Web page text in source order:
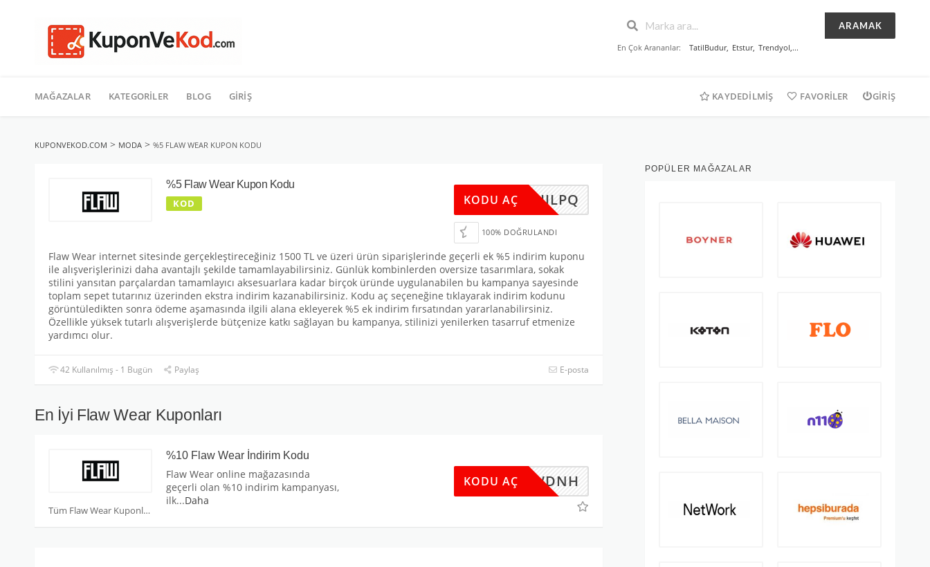
ARAMAK
En Çok Arananlar: TatilBudur, Etstur, Trendyol,...
geç
MAĞAZALAR KATEGORILER BLOG GIRIŞ KAYDEDILMIŞ FAVORILER GIRIŞ
KUPONVEKOD.COM > MODA > %5 FLAW WEAR KUPON KODU
%5 Flaw Wear Kupon Kodu
KOD WL6IJLPQ
KODU AÇ
100% DOĞRULANDI
Flaw Wear internet sitesinde gerçekleştireceğiniz 1500 TL ve üzeri ürün siparişlerinde geçerli ek %5 indirim kuponu
ile alışverişlerinizi daha avantajlı şekilde tamamlayabilirsiniz. Günlük kombinlerden oversize tasarımlara, sokak
stilini yansıtan parçalardan tamamlayıcı aksesuarlara kadar birçok üründe uygulanabilen bu kampanya sayesinde
toplam sepet tutarınız üzerinden ekstra indirim kazanabilirsiniz. Kodu aç seçeneğine tıklayarak indirim kodunu
görüntüledikten sonra ödeme aşamasında ilgili alana ekleyerek %5 ek indirim fırsatından yararlanabilirsiniz.
Özellikle yüksek tutarlı alışverişlerde bütçenize katkı sağlayan bu kampanya, stilinizi yenilerken tasarruf etmenize
yardımcı olur.
42 Kullanılmış - 1 Bugün Paylaş E-posta
En İyi Flaw Wear Kuponları
Tüm Flaw Wear Kuponları
%10 Flaw Wear İndirim Kodu
Flaw Wear online mağazasında
geçerli olan %10 indirim kampanyası,
ilk...Daha
FLAWDNH
KODU AÇ
POPÜLER MAĞAZALAR